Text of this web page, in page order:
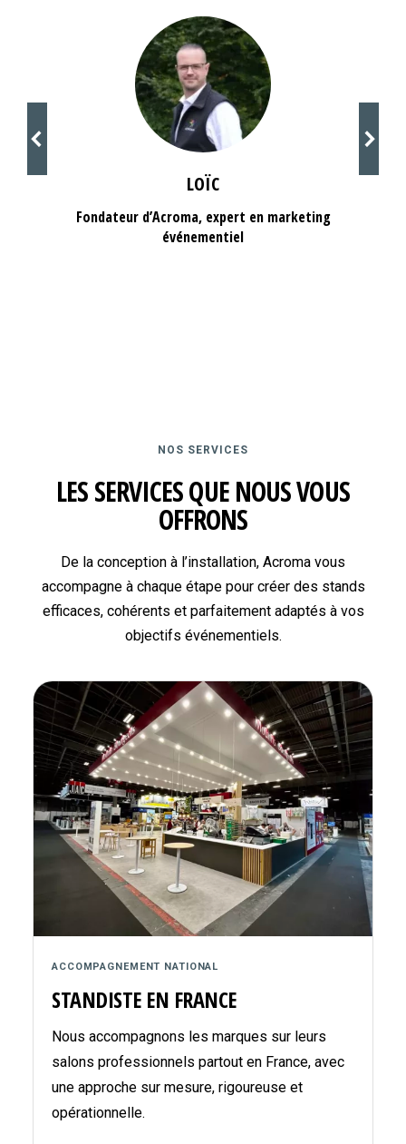
LOÏC
Fondateur d’Acroma, expert en marketing
événementiel
NOS SERVICES
LES SERVICES QUE NOUS VOUS
OFFRONS
De la conception à l’installation, Acroma vous
accompagne à chaque étape pour créer des stands
efficaces, cohérents et parfaitement adaptés à vos
objectifs événementiels.
ACCOMPAGNEMENT NATIONAL
STANDISTE EN FRANCE
Nous accompagnons les marques sur leurs
salons professionnels partout en France, avec
une approche sur mesure, rigoureuse et
opérationnelle.